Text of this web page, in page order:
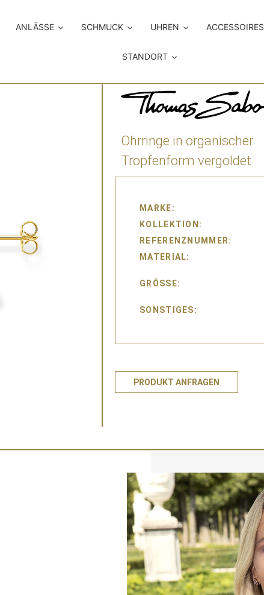
ANLÄSSE SCHMUCK UHREN ACCESSOIRES
STANDORT
Ohrringe in organischer
Tropfenform vergoldet
MARKE
KOLLEKTION
REFERENZNUMMER
MATERIAL
GRÖSSE
SONSTIGES
PRODUKT ANFRAGEN